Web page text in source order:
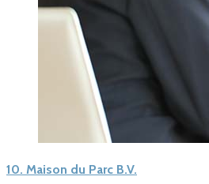
10. Maison du Parc B.V.